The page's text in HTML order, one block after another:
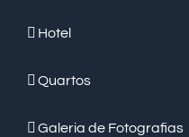
Hotel
Quartos
Galeria de Fotografias